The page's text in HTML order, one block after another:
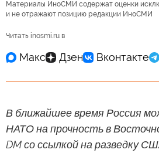
Материалы ИноСМИ содержат оценки
и не отражают позицию редакции ИноСМИ
Читать inosmi.ru в
В ближайшее время Россия
НАТО на прочность в
DM со ссылкой на разведку